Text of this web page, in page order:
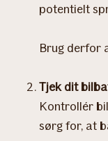
potentielt
Brug derfor
Tjek dit
Kontrollér
sørg for, at